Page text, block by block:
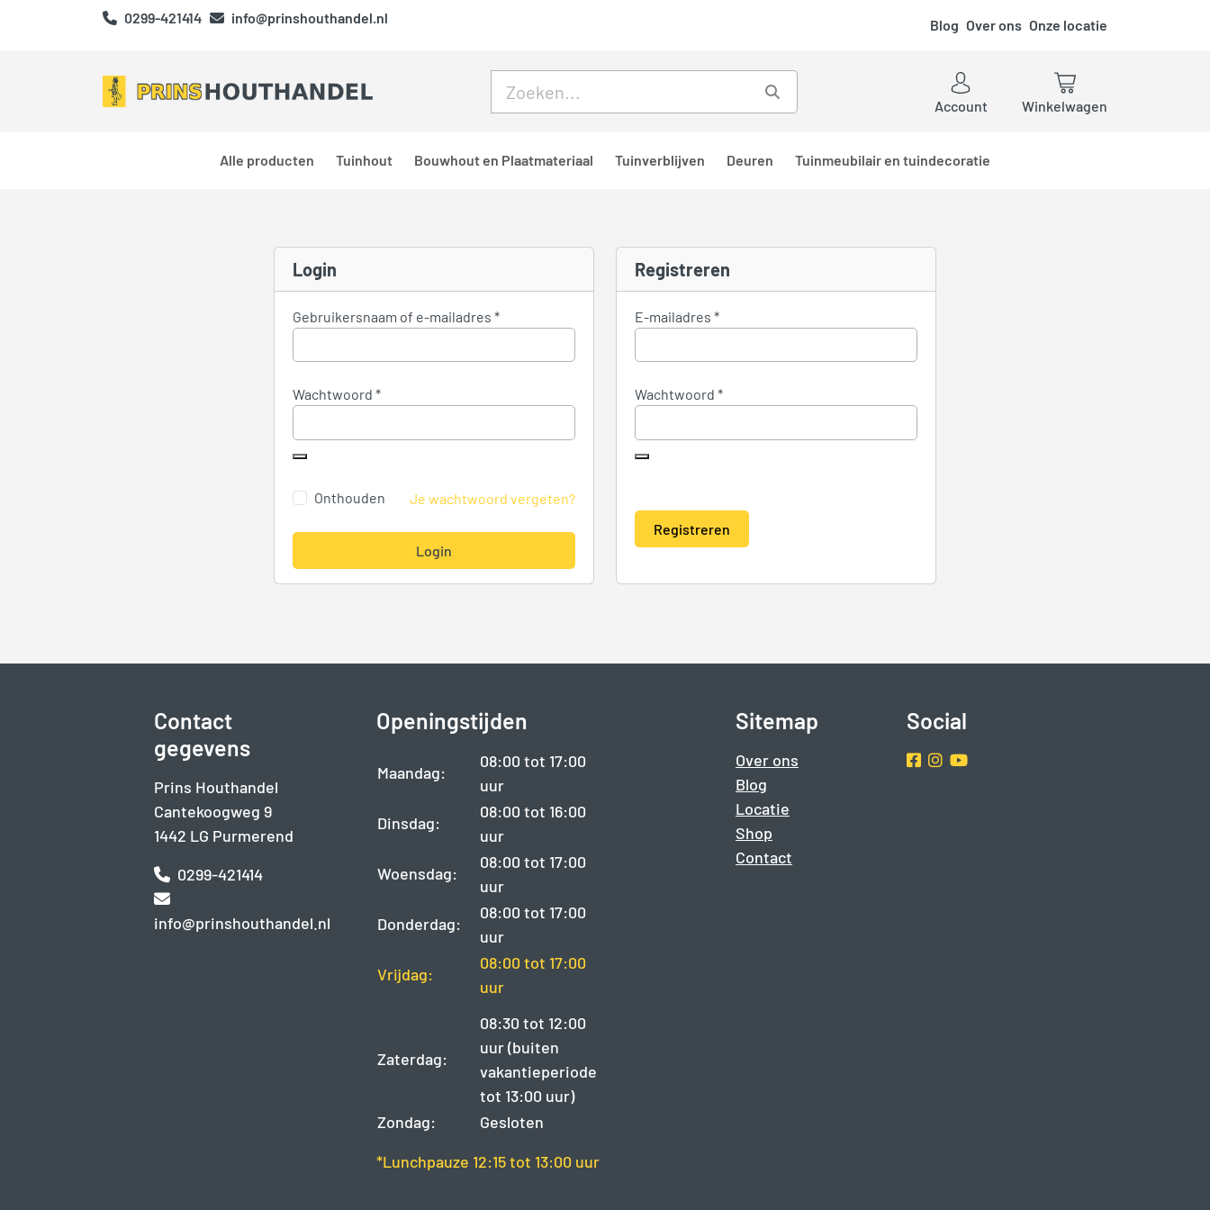
0299-421414 info@prinshouthandel.nl Blog Over ons Onze locatie
Account
Winkelwagen
Alle producten Tuinhout Bouwhout en Plaatmateriaal Tuinverblijven Deuren Tuinmeubilair en tuindecoratie
MIJN ACCOUNTLogin
Gebruikersnaam of e-mailadres *
Wachtwoord *
Onthouden Je wachtwoord vergeten?
Login
Registreren
E-mailadres *
Wachtwoord *
Registreren
Contact
gegevens
Prins Houthandel
Cantekoogweg 9
1442 LG Purmerend
0299-421414
info@prinshouthandel.nl
Openingstijden
Maandag:
08:00 tot 17:00
uur
Dinsdag:
08:00 tot 16:00
uur
Woensdag:
08:00 tot 17:00
uur
Donderdag:
08:00 tot 17:00
uur
Vrijdag:
08:00 tot 17:00
uur
Zaterdag:
08:30 tot 12:00
uur (buiten
vakantieperiode
tot 13:00 uur)
Zondag:
Gesloten
*Lunchpauze 12:15 tot 13:00 uur
Sitemap
Over ons
Blog
Locatie
Shop
Contact
Social
Facebook
Instragram
Youtube